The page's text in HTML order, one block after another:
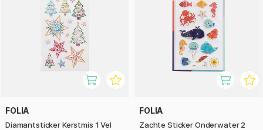
FOLIA
Diamantsticker Kerstmis 1 Vel
FOLIA
Zachte Sticker Onderwater 2